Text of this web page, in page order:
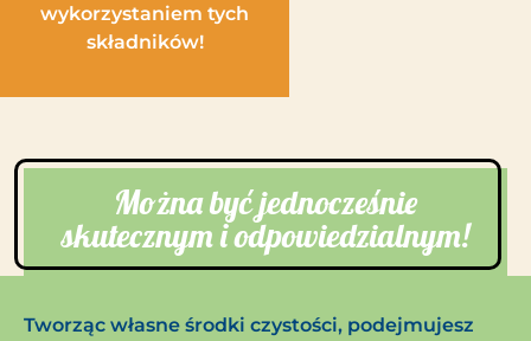
wykorzystaniem tych
składników!
Można być jednocześnie
skutecznym i odpowiedzialnym!
Tworząc własne środki czystości, podejmujesz